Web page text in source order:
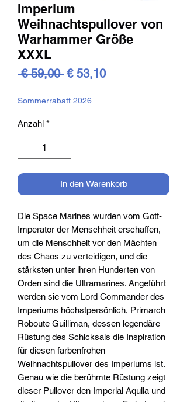
Imperium
Weihnachtspullover von
Warhammer Größe
XXXL
€ 59,00 Standardpreis
€ 53,10Sale-
Sommerrabatt 2026
Anzahl *
In den Warenkorb
Die Space Marines wurden vom Gott-
Imperator der Menschheit erschaffen,
um die Menschheit vor den Mächten
des Chaos zu verteidigen, und die
stärksten unter ihren Hunderten von
Orden sind die Ultramarines. Angeführt
werden sie vom Lord Commander des
Imperiums höchstpersönlich, Primarch
Roboute Guilliman, dessen legendäre
Rüstung des Schicksals die Inspiration
für diesen farbenfrohen
Weihnachtspullover des Imperiums ist.
Genau wie die berühmte Rüstung zeigt
dieser Pullover den Imperial Aquila und